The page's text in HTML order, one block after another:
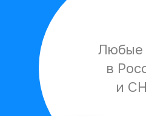
Мы находим респондентов
среди всех пользователей
интернета, обеспечивая
выборки и